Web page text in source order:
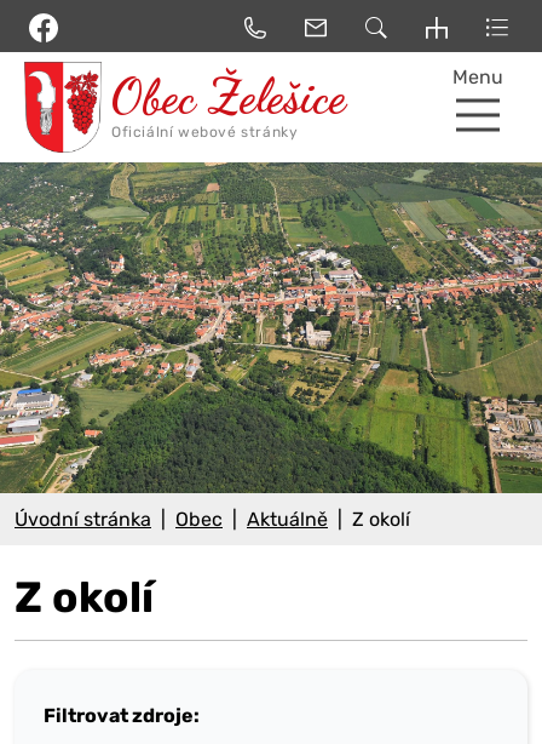
Menu
Úvodní stránka Obec Aktuálně Z okolí
Z okolí
Filtrovat zdroje: